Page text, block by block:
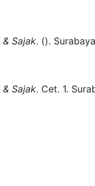
Sajak. ().
Sajak. Cet. 1.